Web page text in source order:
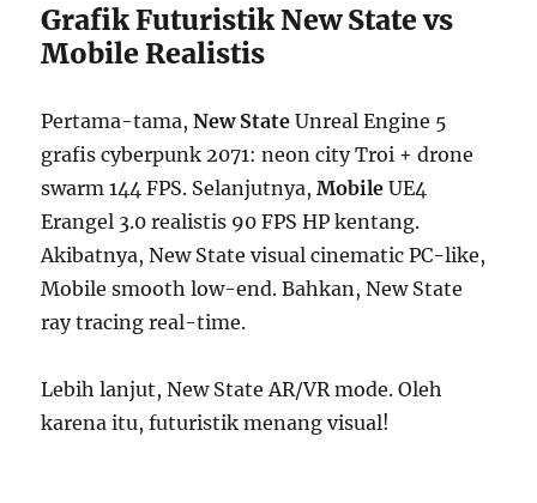
Grafik Futuristik New State vs
Mobile Realistis
Pertama-tama,New State Unreal Engine 5
grafis cyberpunk 2071: neon city Troi + drone
swarm 144 FPS. Selanjutnya,Mobile UE4
Erangel 3.0 realistis 90 FPS HP kentang.
Akibatnya, New State visual cinematic PC-like,
Mobile smooth low-end. Bahkan, New State
ray tracing real-time.
Lebih lanjut, New State AR/VR mode. Oleh
karena itu, futuristik menang visual!